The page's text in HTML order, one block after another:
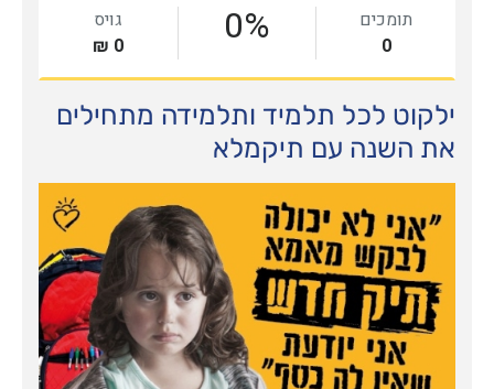
ילקוט לכל תלמיד ותלמידה מתחילים
את השנה עם תיקמלא